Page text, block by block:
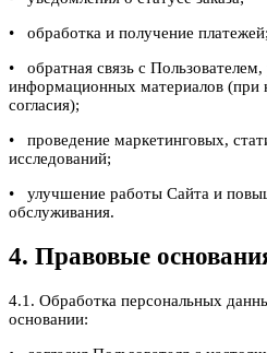
• обработка и получение платежей;
• обратная связь с
информационных материалов (при
согласия);
• проведение маркетинговых,
исследований;
• улучшение работы Сайта и
обслуживания.
4. Правовые
4.1. Обработка персональных
основании: